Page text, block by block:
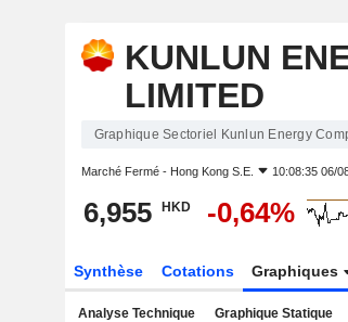
KUNLUN
LIMITED
Graphique Sectoriel Kunlun Energy
Marché Fermé - Hong Kong S.E. 10:08:35 06/
6,955 HKD -0,64%
Synthèse Cotations Graphiques
Analyse Technique Graphique Statique